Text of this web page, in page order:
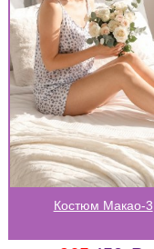
Костюм Макао-3